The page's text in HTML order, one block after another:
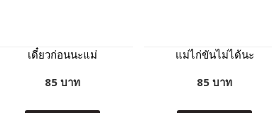
เดี๋ยวก่อนนะแม่
85 บาท
แม่ไก่ขันไม่ได้นะ
85 บาท